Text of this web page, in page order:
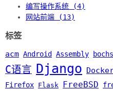
编写操作系统 (4)
网站前端 (13)
标签
acm Android Assembly bochs
C语言 Django
Firefox Flask FreeBSD